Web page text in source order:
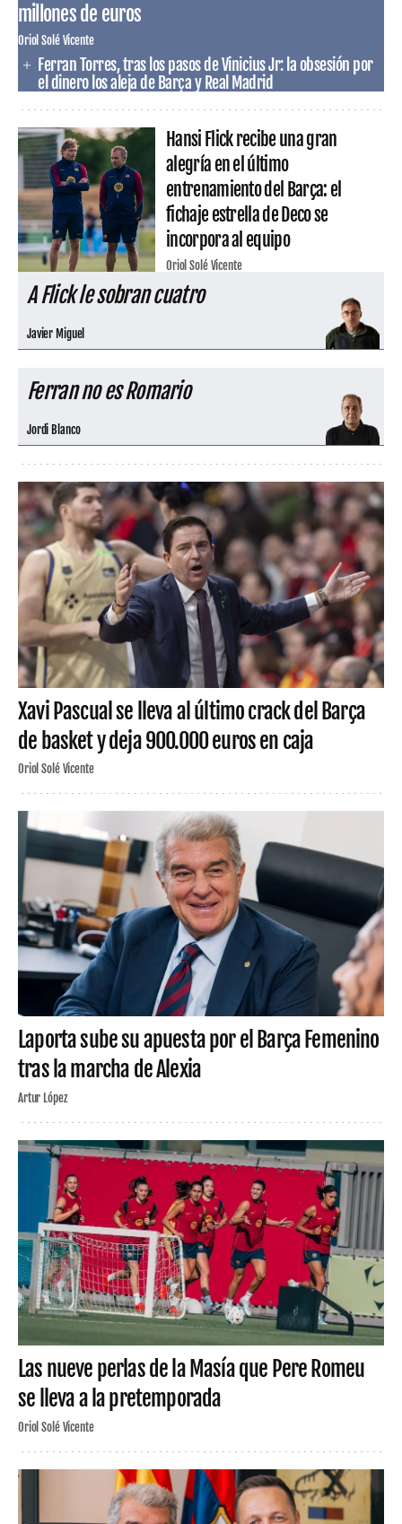
millones de euros
Oriol Solé Vicente
Ferran Torres, tras los pasos de Vinicius Jr: la obsesión por
el dinero los aleja de Barça y Real Madrid
Hansi Flick recibe una gran
alegría en el último
entrenamiento del Barça: el
fichaje estrella de Deco se
incorpora al equipo
Oriol Solé Vicente
A Flick le sobran cuatro
Javier Miguel
Ferran no es Romario
Jordi Blanco
Xavi Pascual se lleva al último crack del Barça
de basket y deja 900.000 euros en caja
Oriol Solé Vicente
Laporta sube su apuesta por el Barça Femenino
tras la marcha de Alexia
Artur López
Las nueve perlas de la Masía que Pere Romeu
se lleva a la pretemporada
Oriol Solé Vicente